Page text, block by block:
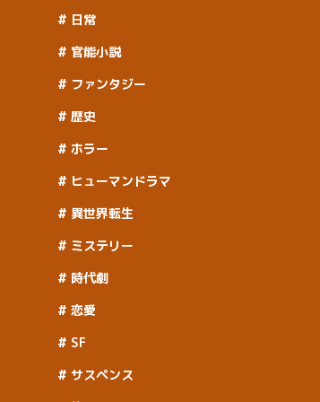
日常
官能小説
ファンタジー
歴史
ホラー
ヒューマンドラマ
異世界転生
ミステリー
時代劇
恋愛
SF
サスペンス